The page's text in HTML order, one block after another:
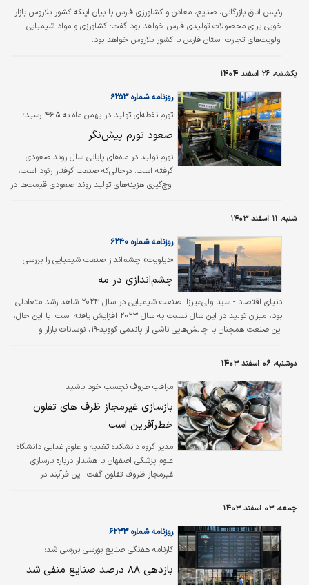
رئیس اتاق بازرگانی، صنایع، معادن و کشاورزی فارس با بیان اینکه کشور بلاروس بازار
خوبی برای محصولات تولیدی فارس خواهد بود گفت: کشاورزی و مواد شیمیایی
اولویت‌های تجارت استان فارس با کشور بلاروس خواهد بود.
یکشنبه، ۲۶ اسفند ۱۴۰۴
تورم نقطه‌ای تولید در بهمن ماه به ۴۶.۵ رسید؛
روزنامه شماره ۶۲۵۳
صعود تورم پیش‌نگر
تورم تولید در ماه‌های پایانی سال روند صعودی
گرفته است. درحالی‌که صنعت گرفتار رکود است،
اوج‌گیری هزینه‌های تولید روند صعودی قیمت‌ها در
شنبه، ۱۱ اسفند ۱۴۰۳
«دیلویت» چشم‏‏‌انداز صنعت شیمیایی را بررسی
کرد؛ مسیر بهبود پایدار در ۲۰۲۵
روزنامه شماره ۶۲۴۰
چشم‏‏‌اندازی در مه
دنیای اقتصاد - سینا ولی‏‏‌میرزا:
صنعت شیمیایی در سال ۲۰۲۴ شاهد رشد متعادلی
بود، میزان تولید در این سال نسبت به سال ۲۰۲۳ افزایش یافته است. با این حال،
این صنعت همچنان با چالش‌‌‌هایی ناشی از پاندمی کووید-۱۹، نوسانات بازار و
۳.۵درصدی همراه باشد.
دوشنبه، ۰۶ اسفند ۱۴۰۳
مراقب ظروف نچسب خود باشید
بازسازی غیرمجاز ظرف های تفلون
خطرآفرین است
مدیر گروه دانشکده تغذیه و علوم غذایی دانشگاه
علوم پزشکی اصفهان با هشدار درباره بازسازی
غیرمجاز ظروف تفلون گفت: این فرآیند در
جمعه، ۰۳ اسفند ۱۴۰۳
کارنامه هفتگی صنایع بورسی بررسی شد؛
روزنامه شماره ۶۲۳۳
بازدهی ۸۸ درصد صنایع منفی شد